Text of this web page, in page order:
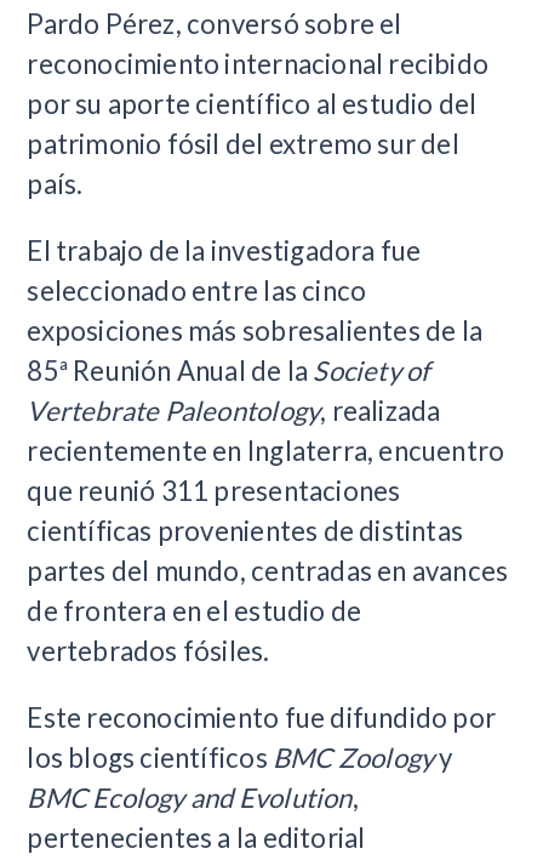
Pardo Pérez, conversó sobre el
reconocimiento internacional recibido
por su aporte científico al estudio del
patrimonio fósil del extremo sur del
país.
El trabajo de la investigadora fue
seleccionado entre las cinco
exposiciones más sobresalientes de la
85ª Reunión Anual de la Society of
Vertebrate Paleontology, realizada
recientemente en Inglaterra, encuentro
que reunió 311 presentaciones
científicas provenientes de distintas
partes del mundo, centradas en avances
de frontera en el estudio de
vertebrados fósiles.
Este reconocimiento fue difundido por
los blogs científicos BMC Zoologyy
BMC Ecology and Evolution,
pertenecientes a la editorial